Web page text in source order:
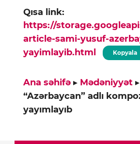
Qısa link:
https://
article-sami-yusuf-
yayimlayib.html
Kopyala
Ana səhifə ▸ Mədəniyyət ▸
“Azərbaycan” adlı
yayımlayıb